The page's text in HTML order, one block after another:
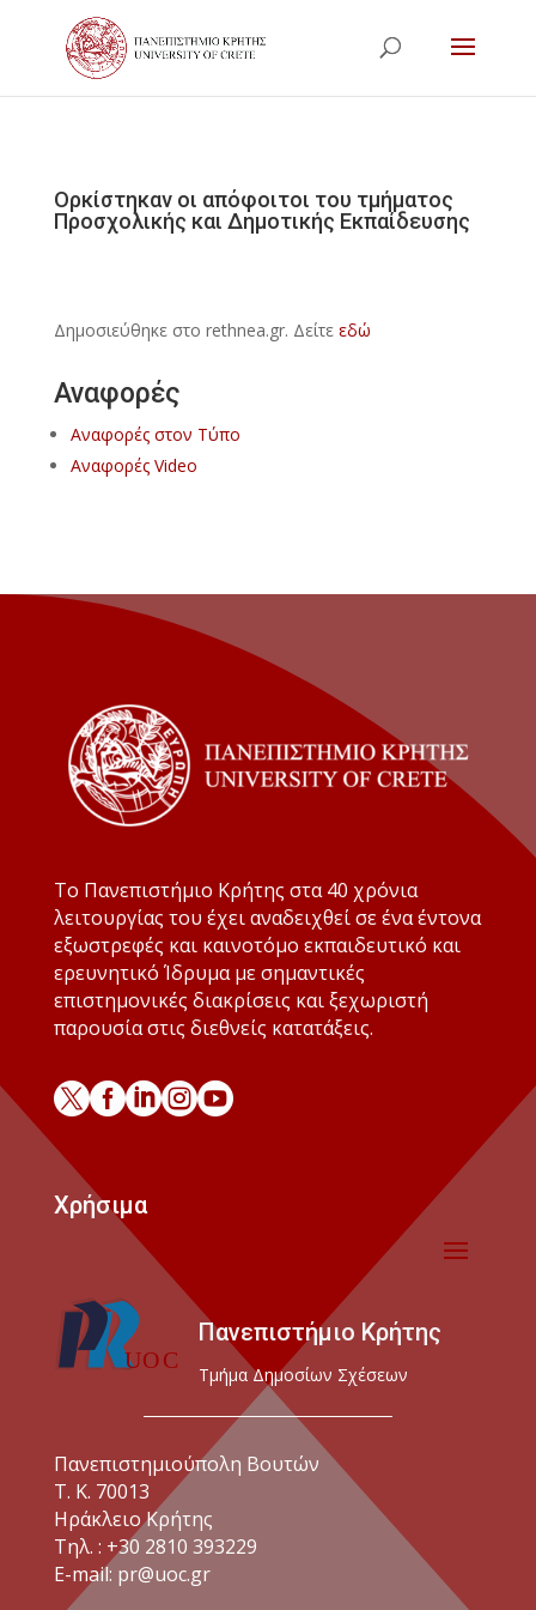
Ορκίστηκαν οι απόφοιτοι του τμήματος
Προσχολικής και Δημοτικής Εκπαίδευσης
Δημοσιεύθηκε στο rethnea.gr. Δείτε εδώ
Αναφορές
Αναφορές στον Τύπο
Αναφορές Video
Το Πανεπιστήμιο Κρήτης στα 40 χρόνια
λειτουργίας του έχει αναδειχθεί σε ένα έντονα
εξωστρεφές και καινοτόμο εκπαιδευτικό και
ερευνητικό Ίδρυμα με σημαντικές
επιστημονικές διακρίσεις και ξεχωριστή
παρουσία στις διεθνείς κατατάξεις.

Χρήσιμα
Πανεπιστήμιο Κρήτης
Τμήμα Δημοσίων Σχέσεων
Πανεπιστημιούπολη Βουτών
Τ. Κ. 70013
Ηράκλειο Κρήτης
Τηλ. : +30 2810 393229
E-mail: pr@uoc.gr